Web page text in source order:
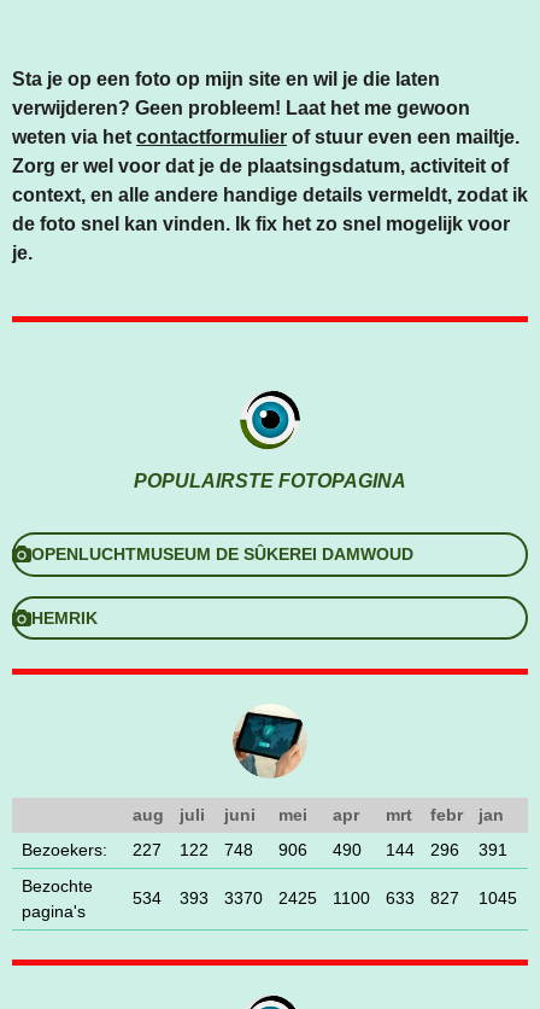
Sta je op een foto op mijn site en wil je die laten
verwijderen? Geen probleem! Laat het me gewoon
weten via het contactformulier of stuur even een mailtje.
Zorg er wel voor dat je de plaatsingsdatum, activiteit of
context, en alle andere handige details vermeldt, zodat ik
de foto snel kan vinden. Ik fix het zo snel mogelijk voor
je.
POPULAIRSTE FOTOPAGINA
OPENLUCHTMUSEUM DE SÛKEREI DAMWOUD
HEMRIK
aug juli juni mei apr mrt febr
jan
Bezoekers:
227 122 748 906 490 144 296
391
Bezochte
pagina's
534 393 3370 2425 1100 633 827 1045